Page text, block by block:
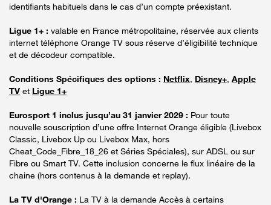
identifiants habituels dans le cas d’un compte préexistant.
Ligue 1+ : valable en France métropolitaine, réservée aux clients
internet téléphone Orange TV sous réserve d’éligibilité technique
et de décodeur compatible.
Conditions Spécifiques des options : Netflix, Disney+, Apple
TV et Ligue 1+
Eurosport 1 inclus jusqu’au 31 janvier 2029 : Pour toute
nouvelle souscription d’une offre Internet Orange éligible (Livebox
Classic, Livebox Up ou Livebox Max, hors
Cheat_Code_Fibre_18_26 et Séries Spéciales), sur ADSL ou sur
Fibre ou Smart TV. Cette inclusion concerne le flux linéaire de la
chaine (hors contenus à la demande et replay).
La TV d'Orange : La TV à la demande Accès à certains